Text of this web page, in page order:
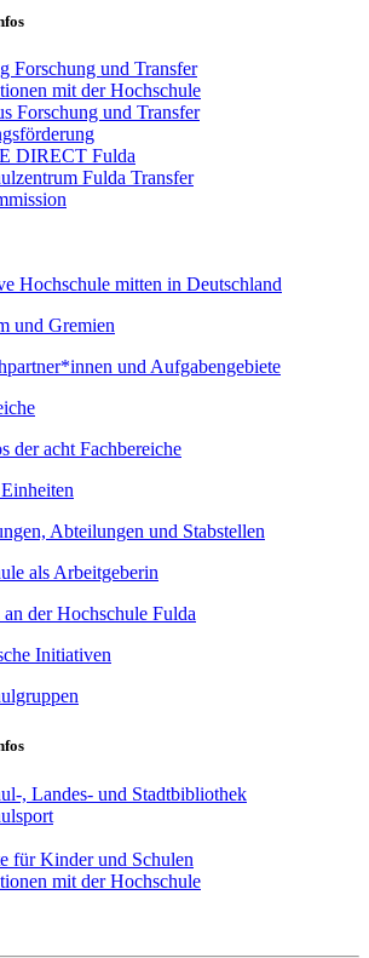
Forschung und Transfer
mit der Hochschule
Forschung und Transfer
DIRECT Fulda
Fulda Transfer
Hochschule mitten in Deutschland
und Gremien
und Aufgabengebiete
der acht Fachbereiche
Abteilungen und Stabstellen
als Arbeitgeberin
der Hochschule Fulda
Initiativen
, Landes- und Stadtbibliothek
für Kinder und Schulen
mit der Hochschule